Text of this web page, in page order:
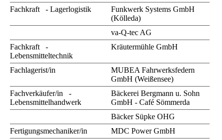
Fachkraft - Lagerlogistik
Funkwerk Systems GmbH
(Kölleda)
va-Q-tec AG
Fachkraft -
Lebensmitteltechnik
Kräutermühle GmbH
Fachlagerist/in
MUBEA Fahrwerksfedern
GmbH (Weißensee)
Fachverkäufer/in -
Lebensmittelhandwerk
Bäckerei Bergmann u. Sohn
GmbH - Café Sömmerda
Bäcker Süpke OHG
Fertigungsmechaniker/in
MDC Power GmbH